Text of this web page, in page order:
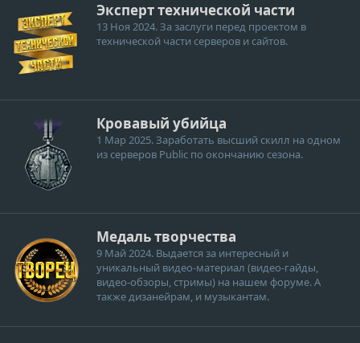
Эксперт технической части
13 Ноя 2024. За заслуги перед проектом в
технической части серверов и сайтов.
Кровавый убийца
1 Мар 2025. Заработать высший скилл на одном
из серверов Public по окончанию сезона.
Медаль творчества
9 Май 2024. Выдается за интересный и
уникальный видео-материал (видео-гайды,
видео-обзоры, стримы) на нашем форуме. А
также дизанейрам, и музыкантам.